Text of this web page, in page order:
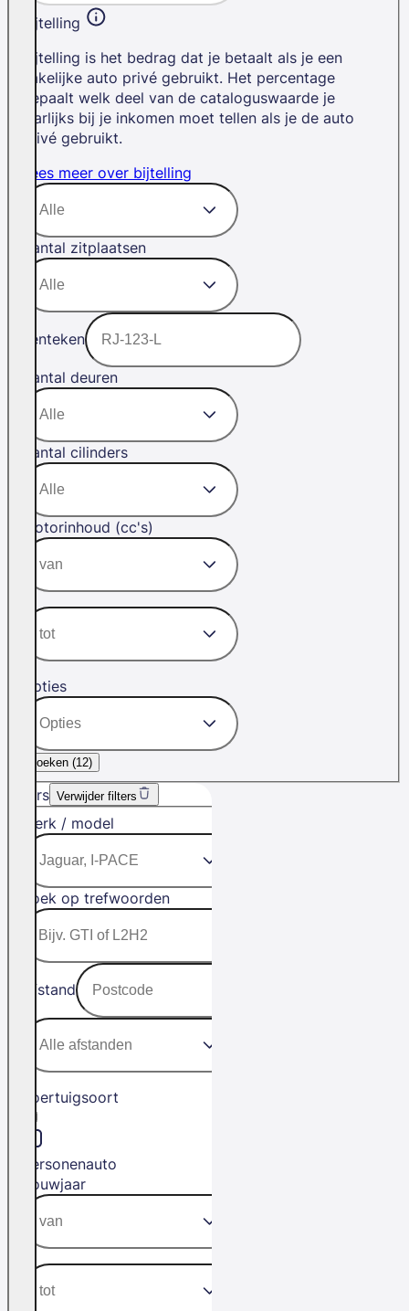
Bijtelling
Bijtelling is het bedrag dat je betaalt als je een
zakelijke auto privé gebruikt. Het percentage
bepaalt welk deel van de cataloguswaarde je
jaarlijks bij je inkomen moet tellen als je de auto
privé gebruikt.
Lees meer over bijtelling
Aantal zitplaatsen
Kenteken
Aantal deuren
Aantal cilinders
Motorinhoud (cc's)
Opties
Zoeken (12)
Filters Verwijder filters
Merk / model
Zoek op trefwoorden
Afstand
Voertuigsoort
Personenauto
Bouwjaar